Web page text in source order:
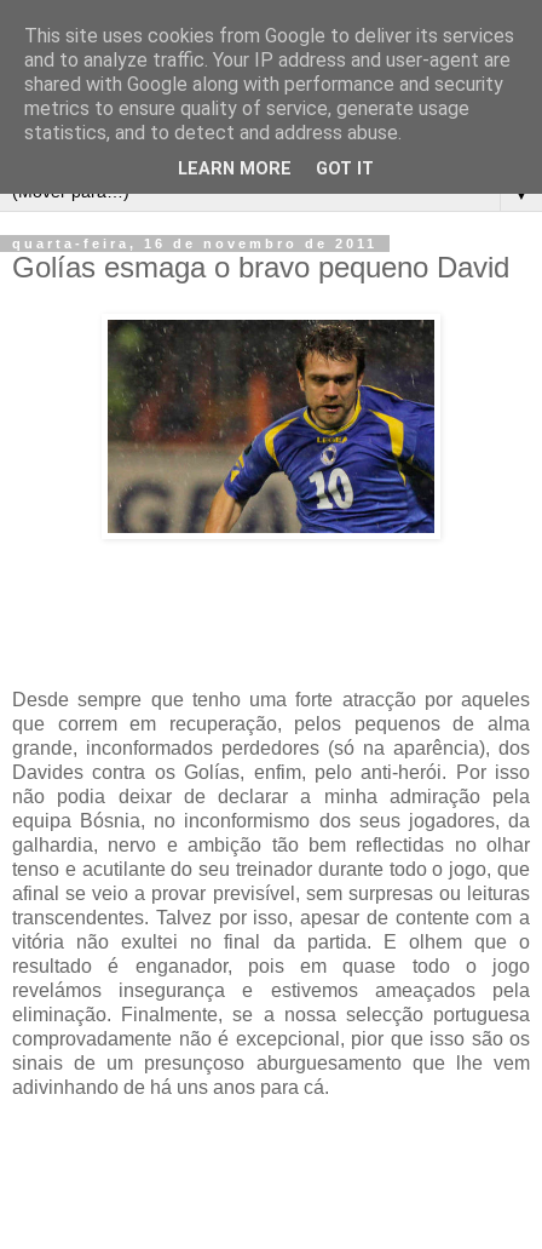
▼
quarta-feira, 16 de novembro de 2011
Golías esmaga o bravo pequeno David
Desde sempre que tenho uma forte atracção por aqueles
que correm em recuperação, pelos pequenos de alma
grande, inconformados perdedores (só na aparência), dos
Davides contra os Golías, enfim, pelo anti-herói. Por isso
não podia deixar de declarar a minha admiração pela
equipa Bósnia, no inconformismo dos seus jogadores, da
galhardia, nervo e ambição tão bem reflectidas no olhar
tenso e acutilante do seu treinador durante todo o jogo, que
afinal se veio a provar previsível, sem surpresas ou leituras
transcendentes. Talvez por isso, apesar de contente com a
vitória não exultei no final da partida. E olhem que o
resultado é enganador, pois em quase todo o jogo
revelámos insegurança e estivemos ameaçados pela
eliminação. Finalmente, se a nossa selecção portuguesa
comprovadamente não é excepcional, pior que isso são os
sinais de um presunçoso aburguesamento que lhe vem
adivinhando de há uns anos para cá.
This site uses cookies from Google to deliver its services
and to analyze traffic. Your IP address and user-agent are
shared with Google along with performance and security
metrics to ensure quality of service, generate usage
statistics, and to detect and address abuse.
LEARN MORE GOT IT